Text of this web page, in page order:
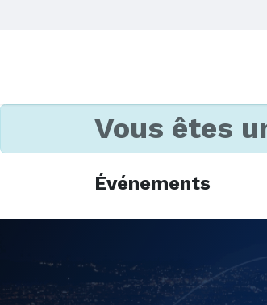
Vous êtes
Événements